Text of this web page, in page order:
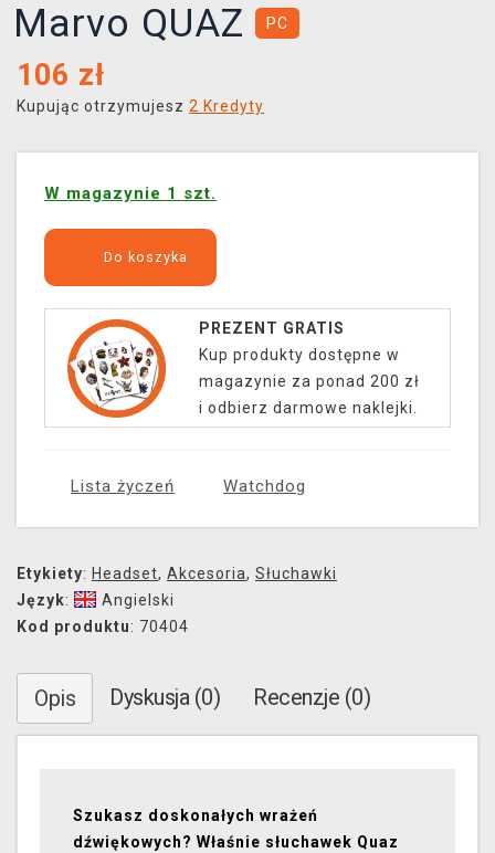
Marvo QUAZ
PC
106 zł
Kupując otrzymujesz 2 Kredyty
W magazynie 1 szt.
Do koszyka
PREZENT GRATIS
Kup produkty dostępne w
magazynie za ponad 200 zł
i odbierz darmowe naklejki.
Lista życzeń Watchdog
Etykiety: Headset, Akcesoria, Słuchawki
Język:
Angielski
Kod produktu: 70404
Opis Dyskusja (0) Recenzje (0)
Szukasz doskonałych wrażeń
dźwiękowych? Właśnie słuchawek Quaz